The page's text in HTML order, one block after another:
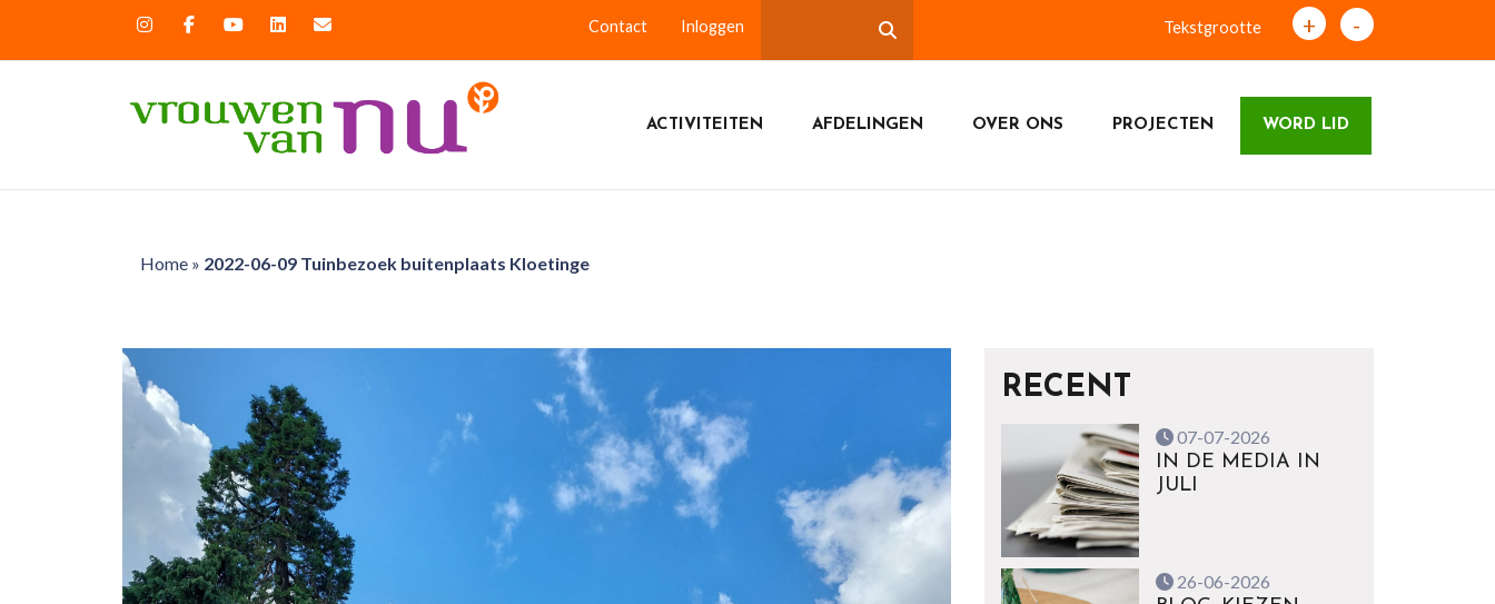
Contact Inloggen Tekstgrootte + -
ACTIVITEITEN AFDELINGEN OVER ONS PROJECTEN WORD LID
Home» 2022-06-09 Tuinbezoek buitenplaats Kloetinge
RECENT
07-07-2026
IN DE MEDIA IN
JULI
26-06-2026